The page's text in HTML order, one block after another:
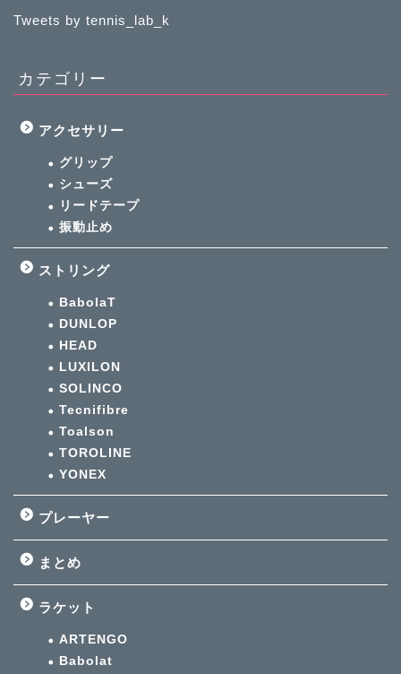
Tweets by tennis_lab_k
カテゴリー
アクセサリー
グリップ
シューズ
リードテープ
振動止め
ストリング
BabolaT
DUNLOP
HEAD
LUXILON
SOLINCO
Tecnifibre
Toalson
TOROLINE
YONEX
プレーヤー
まとめ
ラケット
ARTENGO
Babolat